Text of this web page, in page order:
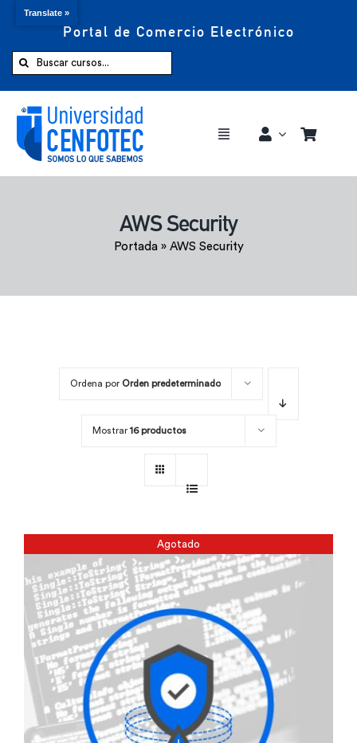
Portal de Comercio Electrónico
Buscar:
Toggle
Comprar ahora
AWS Security
Portada» AWS Security
Ordena por Orden predeterminado
Mostrar 16 productos
Agotado
Translate »